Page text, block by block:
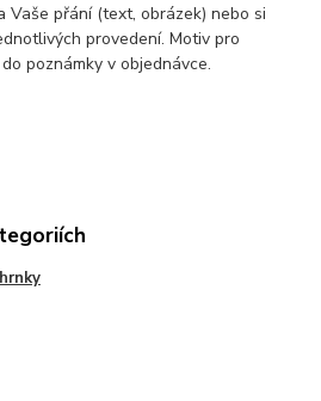
Vaše přání (text, obrázek) nebo si
provedení. Motiv pro
poznámky v objednávce.